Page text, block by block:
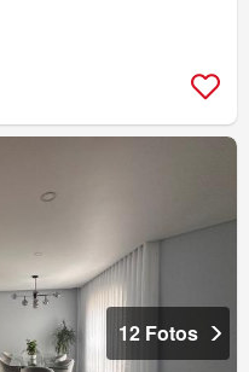
12 Fotos